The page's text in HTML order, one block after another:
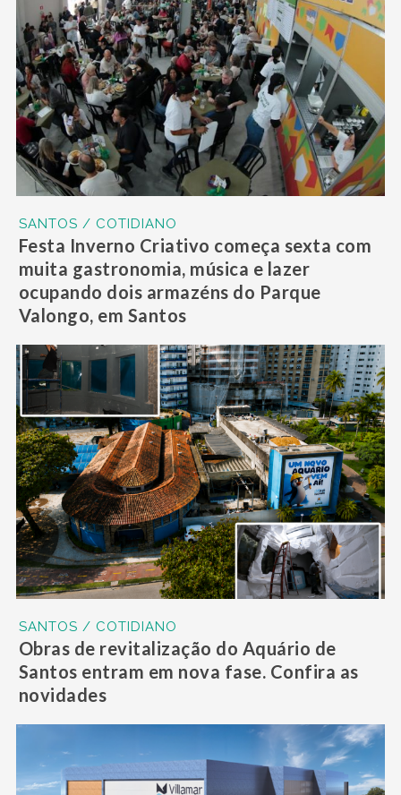
SANTOS / COTIDIANO
Festa Inverno Criativo começa sexta com
muita gastronomia, música e lazer
ocupando dois armazéns do Parque
Valongo, em Santos
SANTOS / COTIDIANO
Obras de revitalização do Aquário de
Santos entram em nova fase. Confira as
novidades